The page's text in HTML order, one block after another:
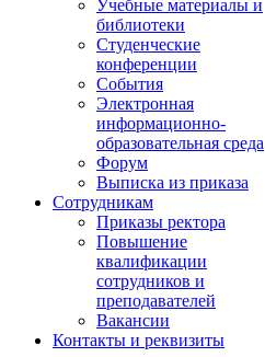
Учебные материалы и
библиотеки
Студенческие
конференции
События
Электронная
информационно-
образовательная среда
Форум
Выписка из приказа
Сотрудникам
Приказы ректора
Повышение
квалификации
сотрудников и
преподавателей
Вакансии
Контакты и реквизиты